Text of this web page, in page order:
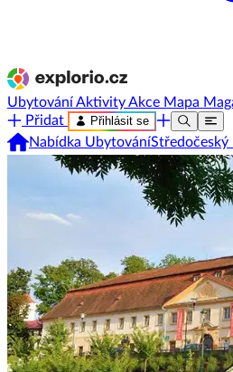
UbytováníAktivityAkce Mapa
Přidat
Přihlásit se
Nabídka UbytováníStředočeský